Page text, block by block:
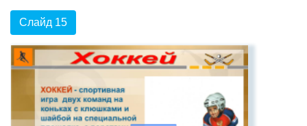
Слайд 15